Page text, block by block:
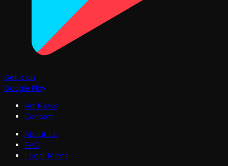
Get it on
Google Play
Art News
Contact
About Us
FAQ
Legal Terms